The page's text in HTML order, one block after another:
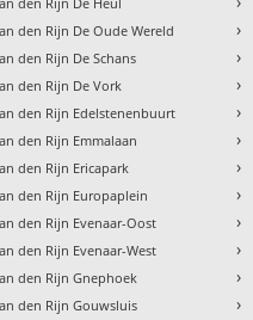
den Rijn De Oude Wereld
den Rijn De Schans
den Rijn De Vork
den Rijn Edelstenenbuurt
den Rijn Emmalaan
den Rijn Ericapark
den Rijn Europaplein
den Rijn Evenaar-Oost
den Rijn Evenaar-West
den Rijn Gnephoek
den Rijn Gouwsluis
›
›
›
›
›
›
›
›
›
›
›